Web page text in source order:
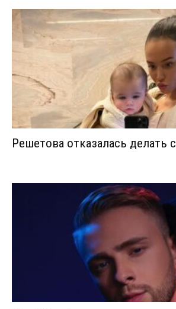
Решетова отказалась делать